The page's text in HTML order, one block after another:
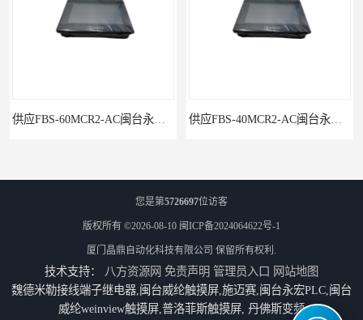
供应FBS-60MCR2-AC闽台永宏FATEKPLC 供应FBS-40MCR2-AC闽台永宏FATEKPLC
您是第5726697位访客
版权所有 ©2026-08-10 闽ICP备2024064622号-1
厦门晶鼎自动化科技有限公司 保留所有权利.
技术支持： 八方资源网 免责声明 管理员入口 网站地图
魏德米勒接线端子继电器,闽台威纶触摸屏,施迈赛,闽台永宏PLC,闽台
威纶weinview触摸屏,普洛菲斯触摸屏, 丹佛斯变频